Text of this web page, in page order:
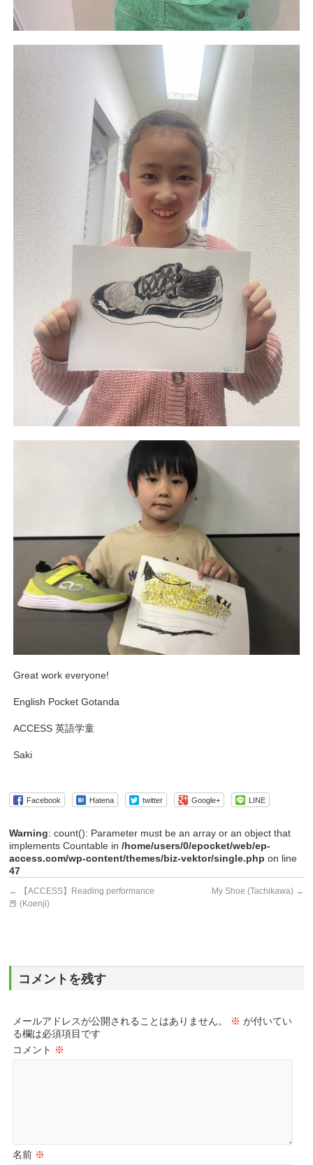
Great work everyone!
English Pocket Gotanda
ACCESS 英語学童
Saki
Facebook Hatena twitter Google+ LINE
Warning: count(): Parameter must be an array or an object that
implements Countable in/home/users/0/epocket/web/ep-
access.com/wp-content/themes/biz-vektor/single.php on line
47
←
【ACCESS】Reading performance
📕 (Koenji)
My Shoe (Tachikawa) →
コメントを残す
メールアドレスが公開されることはありません。 ※ が付いてい
る欄は必須項目です
コメント ※
名前 ※